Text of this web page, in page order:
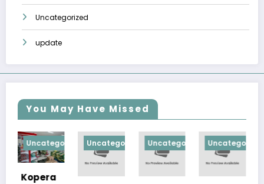
Uncategorized
update
You May Have Missed
Uncategorized Uncategorized Uncategorized